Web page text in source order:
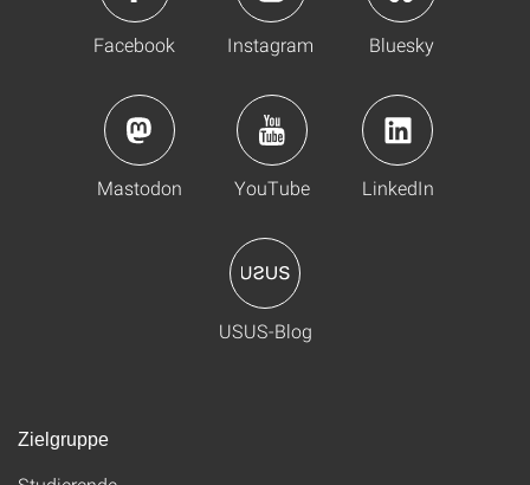
Facebook Instagram Bluesky
Mastodon YouTube LinkedIn
USUS-Blog
Zielgruppe